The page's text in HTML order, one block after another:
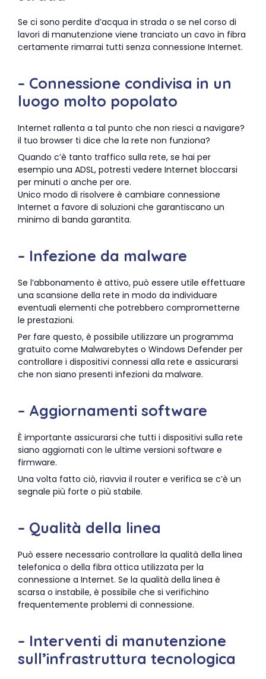
Se ci sono perdite d’acqua in strada o se nel corso di
lavori di manutenzione viene tranciato un cavo in fibra
certamente rimarrai tutti senza connessione Internet.
– Connessione condivisa in un
luogo molto popolato
Internet rallenta a tal punto che non riesci a navigare?
il tuo browser ti dice che la rete non funziona?
Quando c’è tanto traffico sulla rete, se hai per
esempio una ADSL, potresti vedere Internet bloccarsi
per minuti o anche per ore.
Unico modo di risolvere è cambiare connessione
Internet a favore di soluzioni che garantiscano un
minimo di banda garantita.
– Infezione da malware
Se l’abbonamento è attivo, può essere utile effettuare
una scansione della rete in modo da individuare
eventuali elementi che potrebbero comprometterne
le prestazioni.
Per fare questo, è possibile utilizzare un programma
gratuito come Malwarebytes o Windows Defender per
controllare i dispositivi connessi alla rete e assicurarsi
che non siano presenti infezioni da malware.
– Aggiornamenti software
È importante assicurarsi che tutti i dispositivi sulla rete
siano aggiornati con le ultime versioni software e
firmware.
Una volta fatto ciò, riavvia il router e verifica se c’è un
segnale più forte o più stabile.
– Qualità della linea
Può essere necessario controllare la qualità della linea
telefonica o della fibra ottica utilizzata per la
connessione a Internet. Se la qualità della linea è
scarsa o instabile, è possibile che si verifichino
frequentemente problemi di connessione.
– Interventi di manutenzione
sull’infrastruttura tecnologica